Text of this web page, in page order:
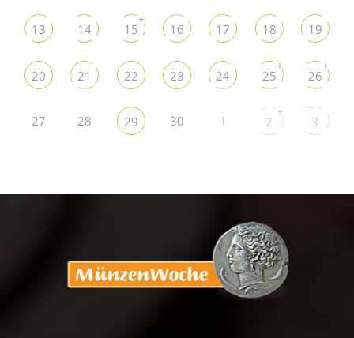
13 14 15
+
16 17 18 19
20 21 22 23 24 25
+
26
+
27 28 29 30 1 2
+
3